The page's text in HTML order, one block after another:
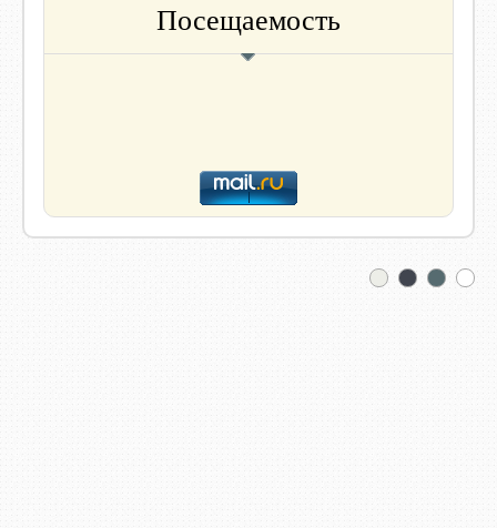
Посещаемость